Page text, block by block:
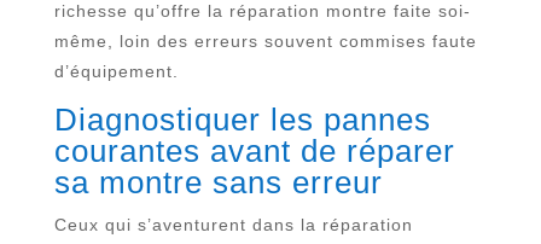
richesse qu’offre la réparation montre faite soi-
même, loin des erreurs souvent commises faute
d’équipement.
Diagnostiquer les pannes
courantes avant de réparer
sa montre sans erreur
Ceux qui s’aventurent dans la réparation